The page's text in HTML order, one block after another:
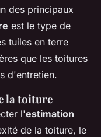
des principaux
est le type de
tuiles en terre
que les toitures
d'entretien.
la toiture
l'estimation
de la toiture, le